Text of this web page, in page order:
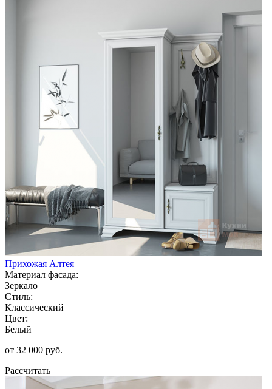
Прихожая Алтея
Материал фасада:
Зеркало
Стиль:
Классический
Цвет:
Белый
от 32 000 руб.
Рассчитать